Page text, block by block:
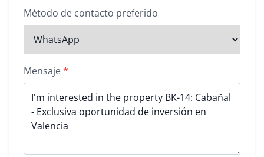
Método de contacto preferido
Mensaje*